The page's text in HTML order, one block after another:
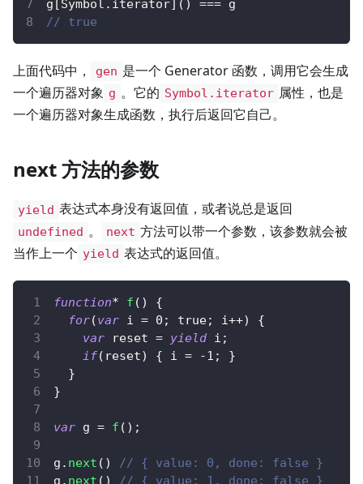
g Symbol . iterator ( ) === g
// true
上面代码中， gen 是一个 Generator 函数，调用它会生成
一个遍历器对象 g 。它的 Symbol.iterator 属性，也是
一个遍历器对象生成函数，执行后返回它自己。
next 方法的参数
yield 表达式本身没有返回值，或者说总是返回
undefined 。 next 方法可以带一个参数，该参数就会被
当作上一个 yield 表达式的返回值。
function* f ( )
{
for(var i = 0 ; true; i++)
{
var reset = yield i ;
if( reset) { i = -1 ;
}
}
}
var g = f ( ) ;
g . next ( )
// { value: 0, done: false }
g . next ( )
// { value: 1, done: false }